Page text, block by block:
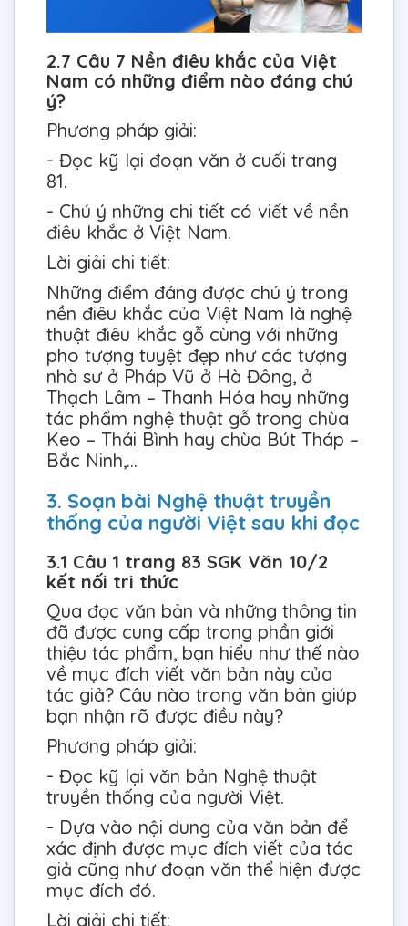
2.7 Câu 7 Nền điêu khắc của Việt
Nam có những điểm nào đáng chú
ý?
Phương pháp giải:
- Đọc kỹ lại đoạn văn ở cuối trang
81.
- Chú ý những chi tiết có viết về nền
điêu khắc ở Việt Nam.
Lời giải chi tiết:
Những điểm đáng được chú ý trong
nền điêu khắc của Việt Nam là nghệ
thuật điêu khắc gỗ cùng với những
pho tượng tuyệt đẹp như các tượng
nhà sư ở Pháp Vũ ở Hà Đông, ở
Thạch Lâm – Thanh Hóa hay những
tác phẩm nghệ thuật gỗ trong chùa
Keo – Thái Bình hay chùa Bút Tháp –
Bắc Ninh,…
3. Soạn bài Nghệ thuật truyền
thống của người Việt sau khi đọc
3.1 Câu 1 trang 83 SGK Văn 10/2
kết nối tri thức
Qua đọc văn bản và những thông tin
đã được cung cấp trong phần giới
thiệu tác phẩm, bạn hiểu như thế nào
về mục đích viết văn bản này của
tác giả? Câu nào trong văn bản giúp
bạn nhận rõ được điều này?
Phương pháp giải:
- Đọc kỹ lại văn bản Nghệ thuật
truyền thống của người Việt.
- Dựa vào nội dung của văn bản để
xác định được mục đích viết của tác
giả cũng như đoạn văn thể hiện được
mục đích đó.
Lời giải chi tiết: